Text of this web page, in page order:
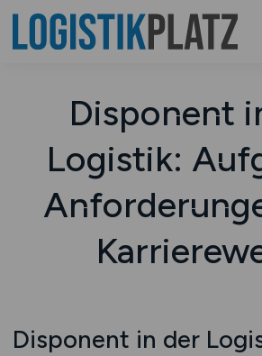
Disponent
Logistik:
Disponent in der